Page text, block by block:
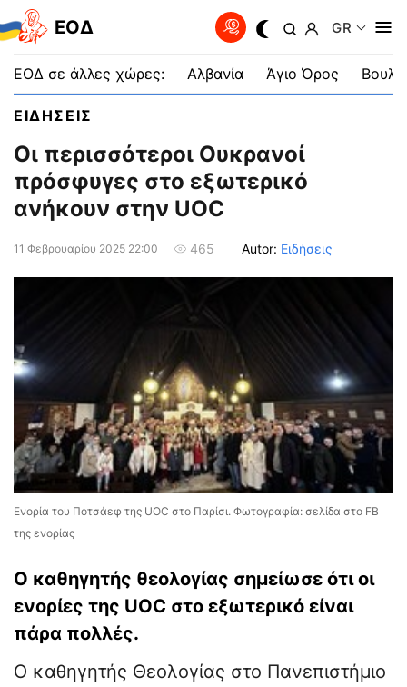
EOΔ GR
ΕΟΔ σε άλλες χώρες: Αλβανία Άγιο Όρος
ΕΙΔΗΣΕΙΣ
Οι περισσότεροι Ουκρανοί
πρόσφυγες στο εξωτερικό
ανήκουν στην UOC
11 Φεβρουαρίου 2025 22:00 465 Autor: Ειδήσεις
Ενορία του Ποτσάεφ της UOC στο Παρίσι. Φωτογραφία: σελίδα στο FB
της ενορίας
Ο καθηγητής θεολογίας σημείωσε ότι οι
ενορίες της UOC στο εξωτερικό είναι
πάρα πολλές.
Ο καθηγητής Θεολογίας στο Πανεπιστήμιο